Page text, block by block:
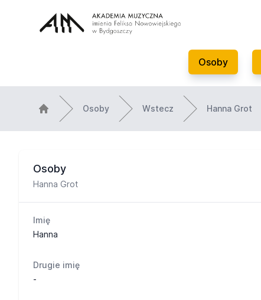
Osoby
Osoby Wstecz Hanna Grot
Osoby
Hanna Grot
Imię
Hanna
Drugie imię
-